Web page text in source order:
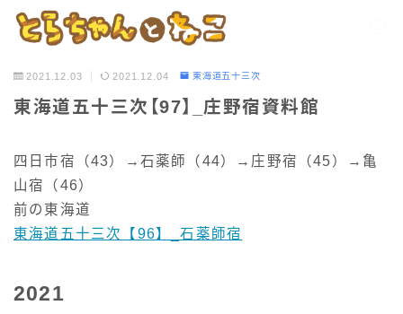
2021.12.03 2021.12.04 東海道五十三次
東海道五十三次【97】_庄野宿資料館
四日市宿（43）→石薬師（44）→庄野宿（45）→亀
山宿（46）
前の東海道
東海道五十三次【96】_石薬師宿
2021